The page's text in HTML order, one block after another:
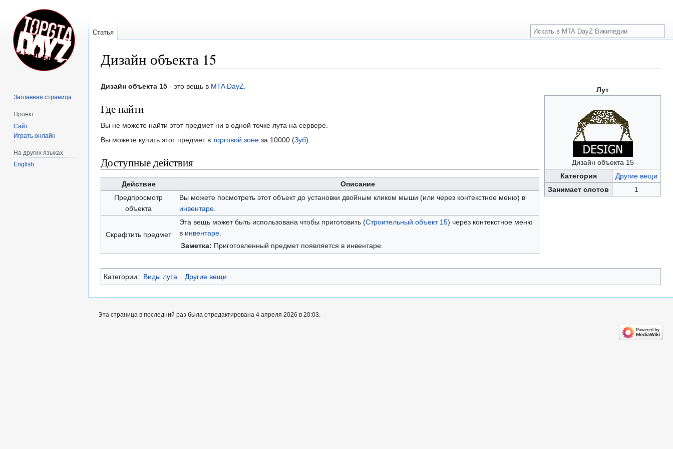
Дизайн объекта 15
Перейти
навигации
Перейти
поиску
Лут
Дизайн объекта 15
Категория
Другие вещи
Занимает слотов
1
Дизайн объекта 15 - это вещь в MTA DayZ.
Где найти
Вы не можете найти этот предмет ни в одной точке лута на сервере.
Вы можете купить этот предмет в торговой зоне за 10000 (Зуб).
Доступные действия
Действие
Описание
Предпросмотр
объекта
Вы можете посмотреть этот объект до установки двойным кликом мыши (или через контекстное меню) в
инвентаре.
Скрафтить предмет
Эта вещь может быть использована чтобы приготовить (Строительный объект 15) через контекстное меню
в инвентаре.
Заметка: Приготовленный предмет появляется в инвентаре.
Категории: Виды лута Другие вещи
Статья Поиск
Заглавная страница
Проект
Сайт
Играть онлайн
На других языках
English
Эта страница в последний раз была отредактирована 4 апреля 2026 в 20:03.